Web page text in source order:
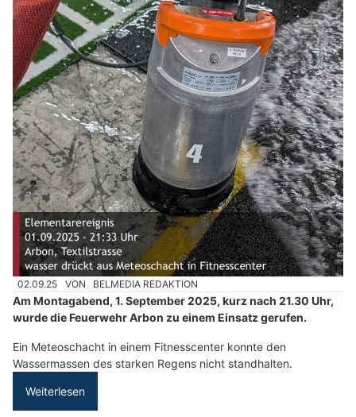
02.09.25 VON BELMEDIA REDAKTION
Am Montagabend, 1. September 2025, kurz nach 21.30 Uhr,
wurde die Feuerwehr Arbon zu einem Einsatz gerufen.
Ein Meteoschacht in einem Fitnesscenter konnte den
Wassermassen des starken Regens nicht standhalten.
Weiterlesen